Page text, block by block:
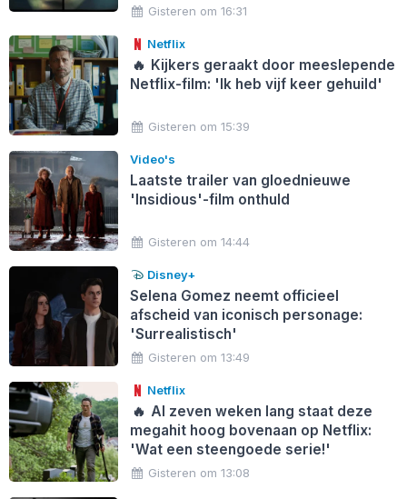
Gisteren om 16:31
Netflix
🔥 Kijkers geraakt door meeslepende
Netflix-film: 'Ik heb vijf keer gehuild'
Gisteren om 15:39
Video's
Laatste trailer van gloednieuwe
'Insidious'-film onthuld
Gisteren om 14:44
Disney+
Selena Gomez neemt officieel
afscheid van iconisch personage:
'Surrealistisch'
Gisteren om 13:49
Netflix
🔥 Al zeven weken lang staat deze
megahit hoog bovenaan op Netflix:
'Wat een steengoede serie!'
Gisteren om 13:08